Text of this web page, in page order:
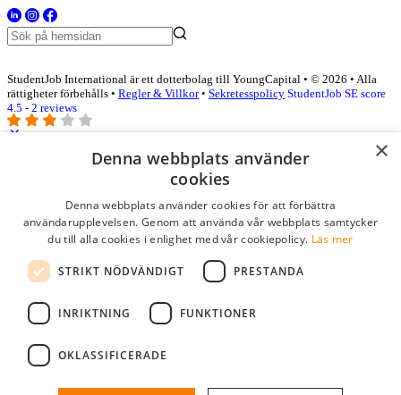
StudentJob International är ett dotterbolag till YoungCapital • © 2026 • Alla
rättigheter förbehålls • Regler & Villkor• Sekretesspolicy StudentJob SE score
4.5 - 2 reviews
Logga in som företag
Lösenord
kom ihåg mig
logga in
Kostnadsfri företagsprofil
×
Denna webbplats använder
cookies
Denna webbplats använder cookies för att förbättra
användarupplevelsen. Genom att använda vår webbplats samtycker
du till alla cookies i enlighet med vår cookiepolicy. Läs mer
STRIKT NÖDVÄNDIGT PRESTANDA
INRIKTNING FUNKTIONER
OKLASSIFICERADE